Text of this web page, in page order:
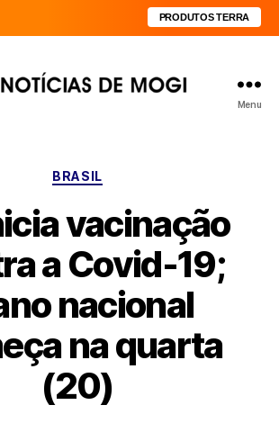
PRODUTOS TERRA
Menu
Categorias
BRASIL
vacinação
a Covid-19;
nacional
na quarta
(20)